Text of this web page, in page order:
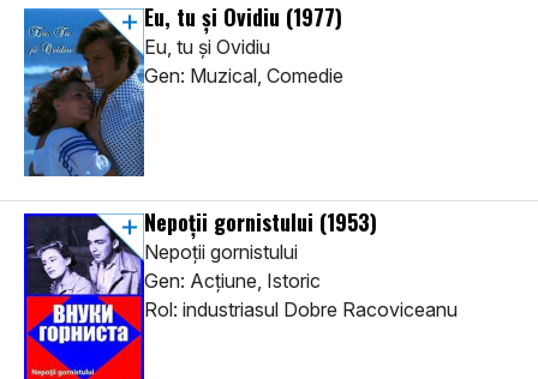
Eu, tu și Ovidiu (1977)
Eu, tu și Ovidiu
Gen: Muzical, Comedie
Nepoții gornistului (1953)
Nepoții gornistului
Gen: Acţiune, Istoric
Rol: industriasul Dobre Racoviceanu